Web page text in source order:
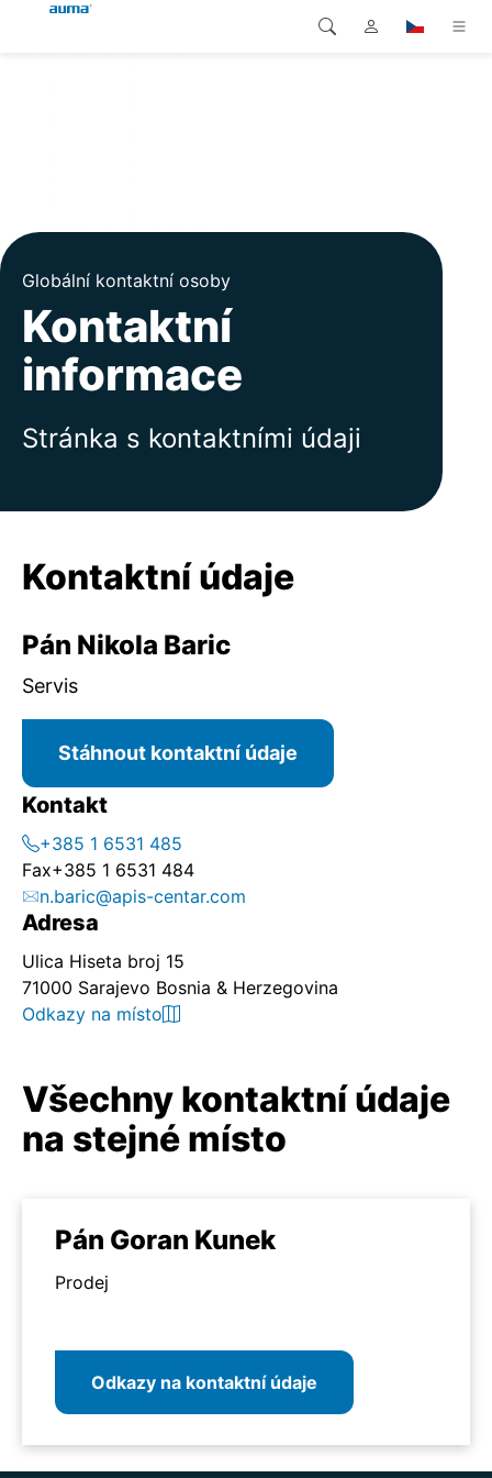
Servis
Společnost
Kontakt
Severní Amerika
Globální kontaktní osoby
Kontaktní
informace
Stránka s kontaktními údaji
Kontaktní údaje
Pán Nikola Baric
Servis
Stáhnout kontaktní údaje
Kontakt
+385 1 6531 485
Fax+385 1 6531 484
n.baric@apis-centar.com
Adresa
Ulica Hiseta broj 15
71000 Sarajevo Bosnia & Herzegovina
Odkazy na místo
Všechny kontaktní údaje
na stejné místo
Pán Goran Kunek
Prodej
Odkazy na kontaktní údaje